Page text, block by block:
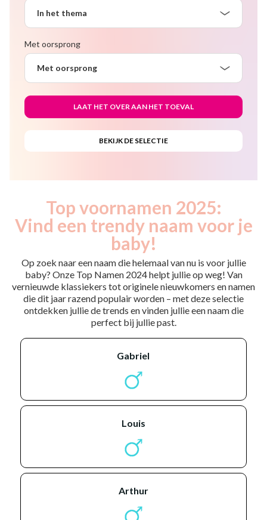
In het thema
Met oorsprong
Met oorsprong
Top voornamen 2025:
Vind een trendy naam voor je
baby!
Op zoek naar een naam die helemaal van nu is voor jullie
baby? Onze Top Namen 2024 helpt jullie op weg! Van
vernieuwde klassiekers tot originele nieuwkomers en namen
die dit jaar razend populair worden – met deze selectie
ontdekken jullie de trends en vinden jullie een naam die
perfect bij jullie past.
gabriel
louis
arthur